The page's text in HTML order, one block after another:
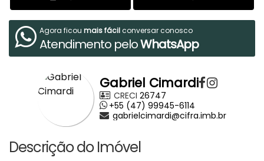
Agora ficou mais fácilconversar conosco
Atendimento peloWhatsApp
Gabriel Cimardi
CRECI 26747
+55 (47) 99945-6114
gabrielcimardi@cifra.imb.br
Descrição do Imóvel